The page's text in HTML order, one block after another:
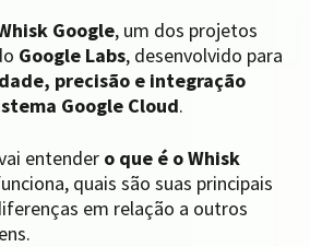
Google, um dos projetos
Google Labs, desenvolvido para
precisão e integração
Google Cloud.
entender o que é o Whisk
quais são suas principais
em relação a outros